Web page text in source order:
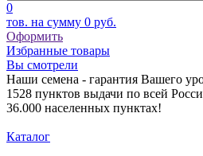
0
тов. на сумму 0 руб.
Оформить
Избранные товары
Вы смотрели
Наши семена - гарантия Вашего
1528 пунктов выдачи по всей
36.000 населенных пунктах!
Каталог